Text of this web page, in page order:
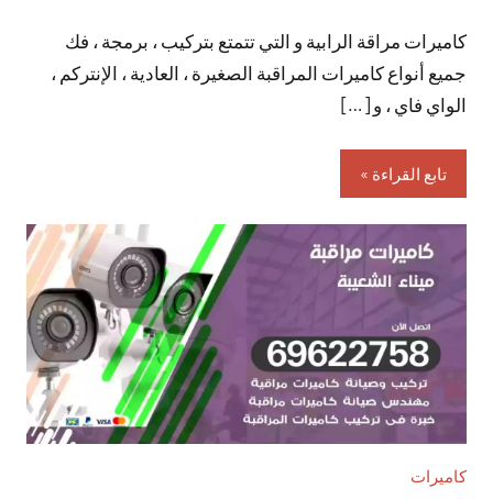
تعليقات
كاميرات مراقة الرابية و التي تتمتع بتركيب ، برمجة ، فك
جميع أنواع كاميرات المراقبة الصغيرة ، العادية ، الإنتركم ،
الواي فاي ، و […]
تابع القراءة
كاميرات